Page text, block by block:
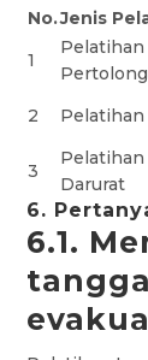
No.Jenis
1
Pelatihan
2
Pelatihan
3
Darurat
6.
6.1.